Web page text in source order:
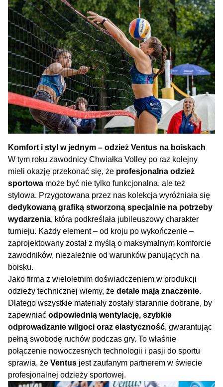
Komfort i styl w jednym – odzież Ventus na boiskach
W tym roku zawodnicy Chwiałka Volley po raz kolejny
mieli okazję przekonać się, że profesjonalna odzież
sportowa może być nie tylko funkcjonalna, ale też
stylowa. Przygotowana przez nas kolekcja wyróżniała się
dedykowaną grafiką stworzoną specjalnie na potrzeby
wydarzenia, która podkreślała jubileuszowy charakter
turnieju. Każdy element – od kroju po wykończenie –
zaprojektowany został z myślą o maksymalnym komforcie
zawodników, niezależnie od warunków panujących na
boisku.
Jako firma z wieloletnim doświadczeniem w produkcji
odzieży technicznej wiemy, że detale mają znaczenie.
Dlatego wszystkie materiały zostały starannie dobrane, by
zapewniać odpowiednią wentylację, szybkie
odprowadzanie wilgoci oraz elastyczność, gwarantując
pełną swobodę ruchów podczas gry. To właśnie
połączenie nowoczesnych technologii i pasji do sportu
sprawia, że Ventus jest zaufanym partnerem w świecie
profesjonalnej odzieży sportowej.